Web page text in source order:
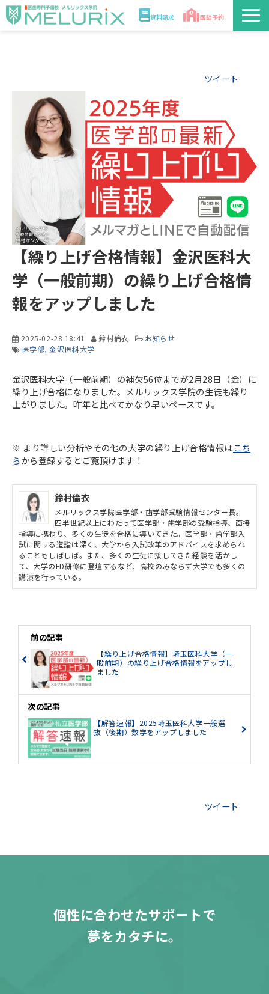
資料請求 面談予約
入学案内
合格実績・合格体験記
医学部解答速報2026
ツイート
【繰り上げ合格情報】金沢医科大
学（一般前期）の繰り上げ合格情
報をアップしました
2025-02-28 18:41 鈴村倫衣
お知らせ
医学部 金沢医科大学
金沢医科大学（一般前期）の補欠56位までが2月28日（金）に
繰り上げ合格になりました。メルリックス学院の生徒も繰り
上がりました。昨年と比べてかなり早いペースです。
※ より詳しい分析やその他の大学の繰り上げ合格情報はこち
らから登録するとご覧頂けます！
鈴村倫衣
メルリックス学院医学部・歯学部受験情報センター長。
四半世紀以上にわたって医学部・歯学部の受験指導、面接
指導に携わり、多くの生徒を合格に導いてきた。医学部・歯学部入
試に関する造詣は深く、大学から入試改革のアドバイスを求められ
ることもしばしば。また、多くの生徒に接してきた経験を活かし
て、大学のFD研修に登壇するなど、高校のみならず大学でも多くの
講演を行っている。
前の記事
【繰り上げ合格情報】埼玉医科大学（一
般前期）の繰り上げ合格情報をアップし
ました
次の記事
【解答速報】2025埼玉医科大学一般選
抜（後期）数学をアップしました
ツイート
個性に合わせたサポートで
夢をカタチに。